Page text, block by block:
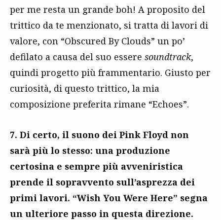
per me resta un grande boh! A proposito del
trittico da te menzionato, si tratta di lavori di
valore, con “Obscured By Clouds” un po’
defilato a causa del suo essere soundtrack,
quindi progetto più frammentario. Giusto per
curiosità, di questo trittico, la mia
composizione preferita rimane “Echoes”.
7. Di certo, il suono dei Pink Floyd non
sarà più lo stesso: una produzione
certosina e sempre più avveniristica
prende il sopravvento sull’asprezza dei
primi lavori. “Wish You Were Here” segna
un ulteriore passo in questa direzione.